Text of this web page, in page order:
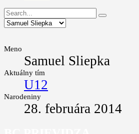
Meno
Samuel Sliepka
Aktuálny tím
U12
Narodeniny
28. februára 2014